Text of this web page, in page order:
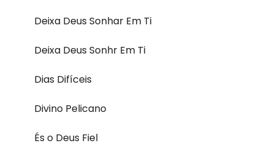
Deixa Deus Sonhar Em Ti
Deixa Deus Sonhr Em Ti
Dias Difíceis
Divino Pelicano
És o Deus Fiel